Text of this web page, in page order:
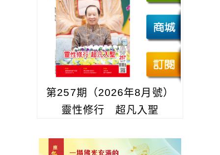
第257期（2026年8月號）
靈性修行 超凡入聖